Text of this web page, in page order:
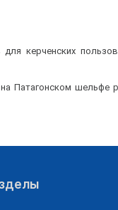
керченских
на Патагонском